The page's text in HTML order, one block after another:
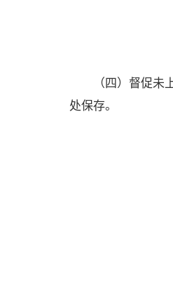
（四）督促
处保存。